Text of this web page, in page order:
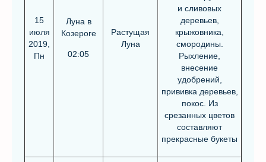
15
июля
2019,
Пн
Луна в
Козероге
02:05
Растущая
Луна
и сливовых
деревьев,
крыжовника,
смородины.
Рыхление,
внесение
удобрений,
прививка деревьев,
покос. Из
срезанных цветов
составляют
прекрасные букеты